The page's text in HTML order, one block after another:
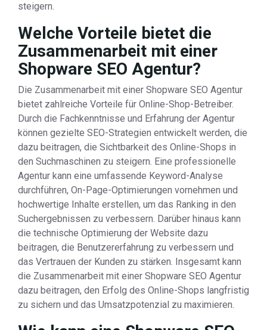
steigern.
Welche Vorteile bietet die
Zusammenarbeit mit einer
Shopware SEO Agentur?
Die Zusammenarbeit mit einer Shopware SEO Agentur
bietet zahlreiche Vorteile für Online-Shop-Betreiber.
Durch die Fachkenntnisse und Erfahrung der Agentur
können gezielte SEO-Strategien entwickelt werden, die
dazu beitragen, die Sichtbarkeit des Online-Shops in
den Suchmaschinen zu steigern. Eine professionelle
Agentur kann eine umfassende Keyword-Analyse
durchführen, On-Page-Optimierungen vornehmen und
hochwertige Inhalte erstellen, um das Ranking in den
Suchergebnissen zu verbessern. Darüber hinaus kann
die technische Optimierung der Website dazu
beitragen, die Benutzererfahrung zu verbessern und
das Vertrauen der Kunden zu stärken. Insgesamt kann
die Zusammenarbeit mit einer Shopware SEO Agentur
dazu beitragen, den Erfolg des Online-Shops langfristig
zu sichern und das Umsatzpotenzial zu maximieren.